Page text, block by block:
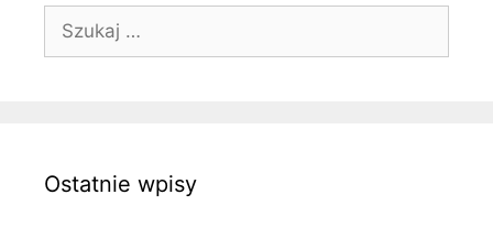
Ostatnie wpisy